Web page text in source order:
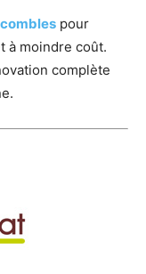
pour
à moindre coût.
complète